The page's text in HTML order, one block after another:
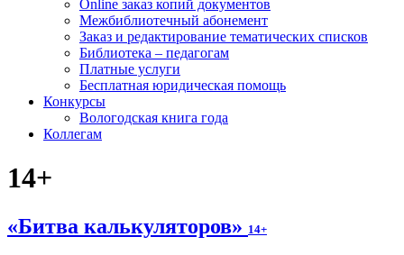
Online заказ копий документов
Межбиблиотечный абонемент
Заказ и редактирование тематических списков
Библиотека – педагогам
Платные услуги
Бесплатная юридическая помощь
Конкурсы
Вологодская книга года
Коллегам
14+
«Битва калькуляторов» 14+